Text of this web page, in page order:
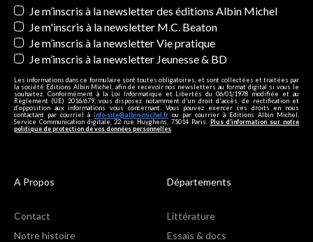
Newsletters
Je m’inscris à la newsletter des éditions Albin Michel
Je m'inscris à la newsletter M.C. Beaton
Je m’inscris à la newsletter Vie pratique
Je m’inscris à la newsletter Jeunesse & BD
Les informations dans ce formulaire sont toutes obligatoires, et sont collectées et traitées par
la société Editions Albin Michel, afin de recevoir nos newsletters au format digital si vous le
souhaitez. Conformément à la Loi Informatique et Libertés du 06/01/1978 modifiée et au
Règlement (UE) 2016/679, vous disposez notamment d'un droit d'accès, de rectification et
d’opposition aux informations vous concernant. Vous pouvez exercer ces droits en nous
contactant par courriel à info-site@albin-michel.fr ou par courrier à Editions Albin Michel,
Service Communication digitale, 22 rue Huyghens, 75014 Paris. Plus d’information sur notre
politique de protection de vos données personnelles
A Propos
Contact
Notre histoire
Départements
Littérature
Essais & docs